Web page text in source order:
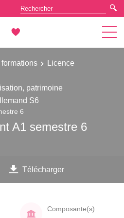
Licence
patrimoine
S6
6
A1 semestre 6
Télécharger
Composante(s)